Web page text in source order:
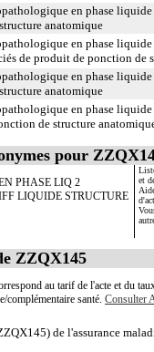
en phase
anatomique
en phase
de produit de ponction de
en phase
anatomique
en phase
de structure
pour
PHASE LIQ 2
LIQUIDE STRUCTURE
et
ZZQX145
au tarif de l'acte et du
complémentaire santé. Consulter
de l'assurance